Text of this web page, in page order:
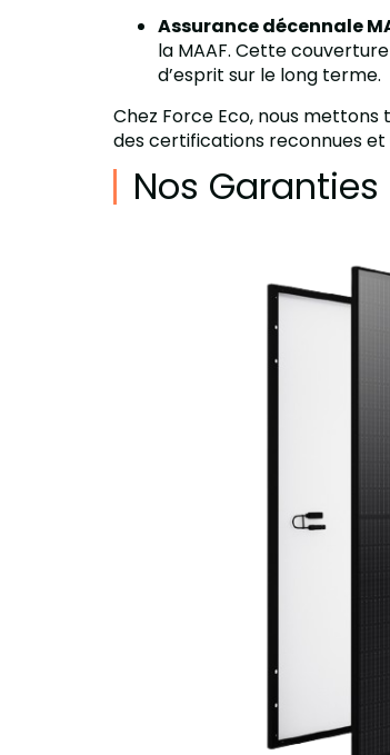
Assurance décennale
la MAAF. Cette
d’esprit sur le long terme.
Chez Force Eco, nous
des certifications reconnues et
Nos